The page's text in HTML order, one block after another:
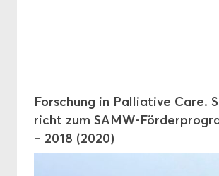
For­schung in Pal­lia­ti­ve Care.
richt zum SAMW-​
– 2018 (2020)